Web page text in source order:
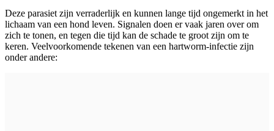
Deze parasiet zijn verraderlijk en kunnen lange tijd ongemerkt in het
lichaam van een hond leven. Signalen doen er vaak jaren over om
zich te tonen, en tegen die tijd kan de schade te groot zijn om te
keren. Veelvoorkomende tekenen van een hartworm-infectie zijn
onder andere: